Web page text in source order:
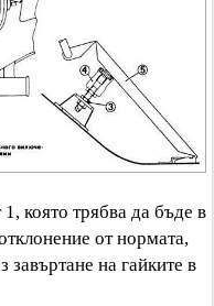
която трябва да бъде в
от нормата,
завъртане на гайките в